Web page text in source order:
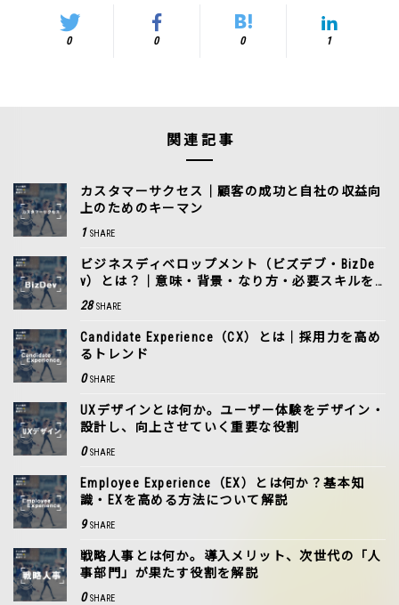
0 0 0 1
関連記事
カスタマーサクセス｜顧客の成功と自社の収益向
上のためのキーマン
1 SHARE
ビジネスディベロップメント（ビズデブ・BizDe
v）とは？｜意味・背景・なり方・必要スキルを
解説
28 SHARE
Candidate Experience（CX）とは｜採用力を高め
るトレンド
0 SHARE
UXデザインとは何か。ユーザー体験をデザイン・
設計し、向上させていく重要な役割
0 SHARE
Employee Experience（EX）とは何か？基本知
識・EXを高める方法について解説
9 SHARE
戦略人事とは何か。導入メリット、次世代の「人
事部門」が果たす役割を解説
0 SHARE